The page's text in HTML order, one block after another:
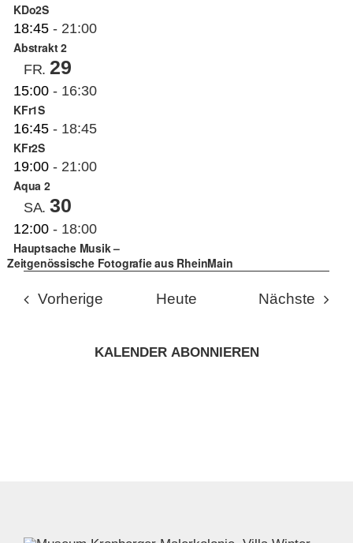
KDo2S
18:45 - 21:00
Abstrakt 2
FR. 29
15:00 - 16:30
KFr1S
16:45 - 18:45
KFr2S
19:00 - 21:00
Aqua 2
SA. 30
12:00 - 18:00
Hauptsache Musik –
Zeitgenössische Fotografie aus RheinMain
Vorherige Veranstaltungen
Heute Nächste
KALENDER ABONNIEREN